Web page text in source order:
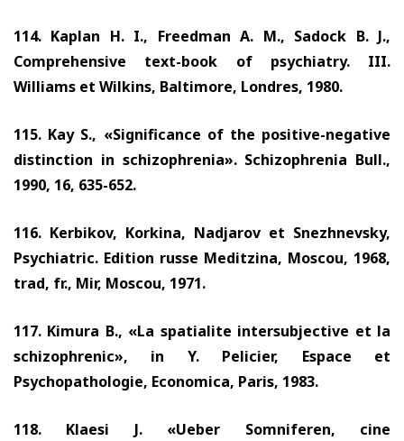
114. Kaplan H. I., Freedman A. M., Sadock B. J.,
Comprehensive text-book of psychiatry. III.
Williams et Wilkins, Baltimore, Londres, 1980.
115. Kay S., «Significance of the positive-negative
distinction in schizophrenia». Schizophrenia Bull.,
1990, 16, 635-652.
116. Kerbikov, Korkina, Nadjarov et Snezhnevsky,
Psychiatric. Edition russe Meditzina, Moscou, 1968,
trad, fr., Mir, Moscou, 1971.
117. Kimura В., «La spatialite intersubjective et la
schizophrenic», in Y. Pelicier, Espace et
Psychopathologie, Economica, Paris, 1983.
118. Klaesi J. «Ueber Somniferen, cine